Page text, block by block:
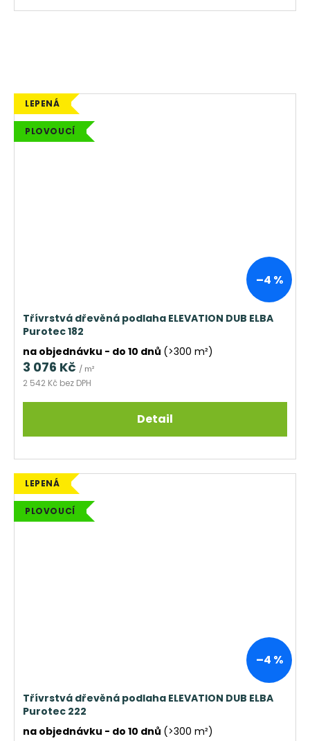
LEPENÁ
PLOVOUCÍ
–4 %
Třívrstvá dřevěná podlaha ELEVATION DUB ELBA
Purotec 182
na objednávku - do 10 dnů (>300 m²)
2 542 Kč bez DPH
3 076 Kč / m²
Detail
LEPENÁ
PLOVOUCÍ
–4 %
Třívrstvá dřevěná podlaha ELEVATION DUB ELBA
Purotec 222
na objednávku - do 10 dnů (>300 m²)